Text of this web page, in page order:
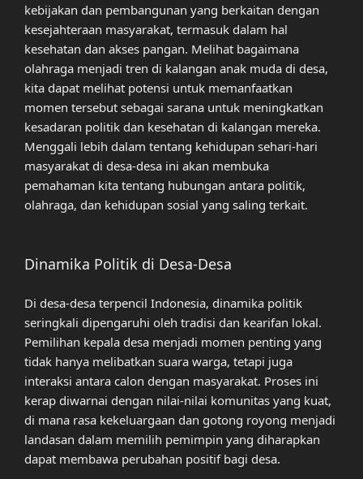
kebijakan dan pembangunan yang berkaitan dengan
kesejahteraan masyarakat, termasuk dalam hal
kesehatan dan akses pangan. Melihat bagaimana
olahraga menjadi tren di kalangan anak muda di desa,
kita dapat melihat potensi untuk memanfaatkan
momen tersebut sebagai sarana untuk meningkatkan
kesadaran politik dan kesehatan di kalangan mereka.
Menggali lebih dalam tentang kehidupan sehari-hari
masyarakat di desa-desa ini akan membuka
pemahaman kita tentang hubungan antara politik,
olahraga, dan kehidupan sosial yang saling terkait.
Dinamika Politik di Desa-Desa
Di desa-desa terpencil Indonesia, dinamika politik
seringkali dipengaruhi oleh tradisi dan kearifan lokal.
Pemilihan kepala desa menjadi momen penting yang
tidak hanya melibatkan suara warga, tetapi juga
interaksi antara calon dengan masyarakat. Proses ini
kerap diwarnai dengan nilai-nilai komunitas yang kuat,
di mana rasa kekeluargaan dan gotong royong menjadi
landasan dalam memilih pemimpin yang diharapkan
dapat membawa perubahan positif bagi desa.